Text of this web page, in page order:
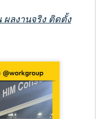
ผลงานจริง ติดตั้ง